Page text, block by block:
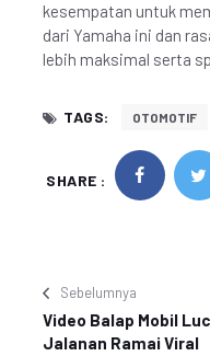
kesempatan untuk
dari Yamaha ini dan
lebih maksimal serta
TAGS: OTOMOTIF
SHARE :
Sebelumnya
Video Balap Mobil
Jalanan Ramai Viral